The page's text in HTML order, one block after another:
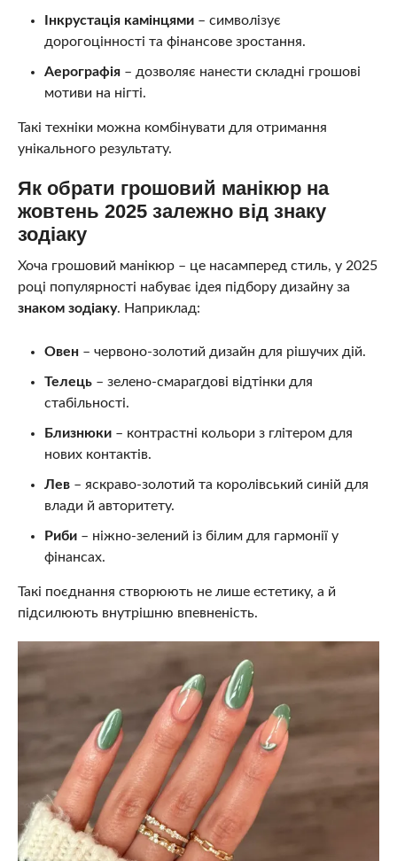
Інкрустація камінцями– символізує
дорогоцінності та фінансове зростання.
Аерографія– дозволяє нанести складні грошові
мотиви на нігті.
Такі техніки можна комбінувати для отримання
унікального результату.
Як обрати грошовий манікюр на
жовтень 2025 залежно від знаку
зодіаку
Хоча грошовий манікюр – це насамперед стиль, у 2025
році популярності набуває ідея підбору дизайну за
знаком зодіаку. Наприклад:
Овен– червоно-золотий дизайн для рішучих дій.
Телець– зелено-смарагдові відтінки для
стабільності.
Близнюки– контрастні кольори з глітером для
нових контактів.
Лев– яскраво-золотий та королівський синій для
влади й авторитету.
Риби– ніжно-зелений із білим для гармонії у
фінансах.
Такі поєднання створюють не лише естетику, а й
підсилюють внутрішню впевненість.